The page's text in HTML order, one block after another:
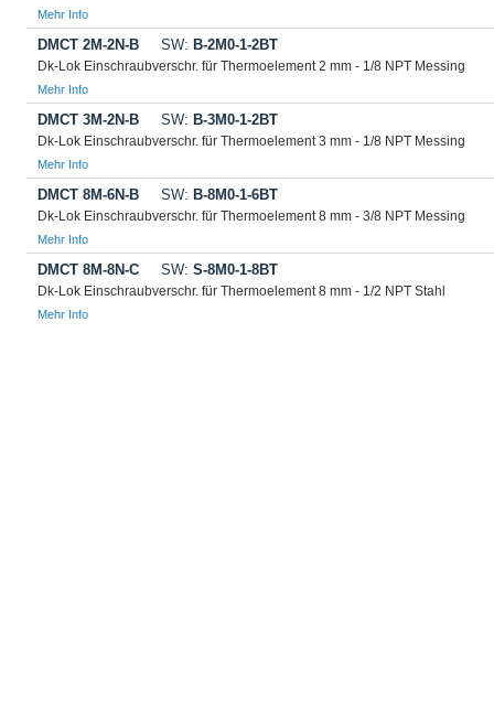
Mehr Info
DMCT 2M-2N-B SW: B-2M0-1-2BT
Dk-Lok Einschraubverschr. für Thermoelement 2 mm - 1/8 NPT Messing
Mehr Info
DMCT 3M-2N-B SW: B-3M0-1-2BT
Dk-Lok Einschraubverschr. für Thermoelement 3 mm - 1/8 NPT Messing
Mehr Info
DMCT 8M-6N-B SW: B-8M0-1-6BT
Dk-Lok Einschraubverschr. für Thermoelement 8 mm - 3/8 NPT Messing
Mehr Info
DMCT 8M-8N-C SW: S-8M0-1-8BT
Dk-Lok Einschraubverschr. für Thermoelement 8 mm - 1/2 NPT Stahl
Mehr Info